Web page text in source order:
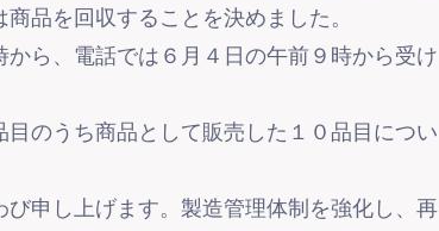
品を回収することを決めました。
ら、電話では６月４日の午前９時から受け
のうち商品として販売した１０品目につい
申し上げます。製造管理体制を強化し、再